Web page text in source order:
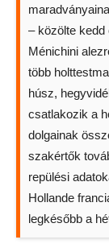
– közölte kedd
Ménichini
több
húsz,
csatlakozik a
dolgainak
szakértők
repülési
Hollande
legkésőbb a